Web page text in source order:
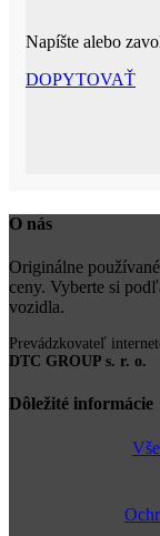
Napíšte alebo
DOPYTOVAŤ
O nás
Originálne
ceny. Vyberte si
vozidla.
Prevádzkovateľ
DTC GROUP s. r. o.
Dôležité informácie